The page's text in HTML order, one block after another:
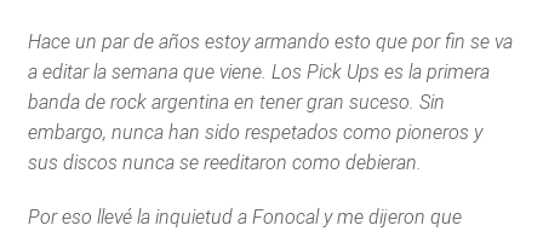
Hace un par de años estoy armando esto que por fin se va
a editar la semana que viene. Los Pick Ups es la primera
banda de rock argentina en tener gran suceso. Sin
embargo, nunca han sido respetados como pioneros y
sus discos nunca se reeditaron como debieran.
Por eso llevé la inquietud a Fonocal y me dijeron que